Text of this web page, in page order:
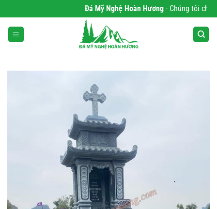
qua
nội
dung
Đá Mỹ Nghệ Hoàn Hương- Chúng tôi